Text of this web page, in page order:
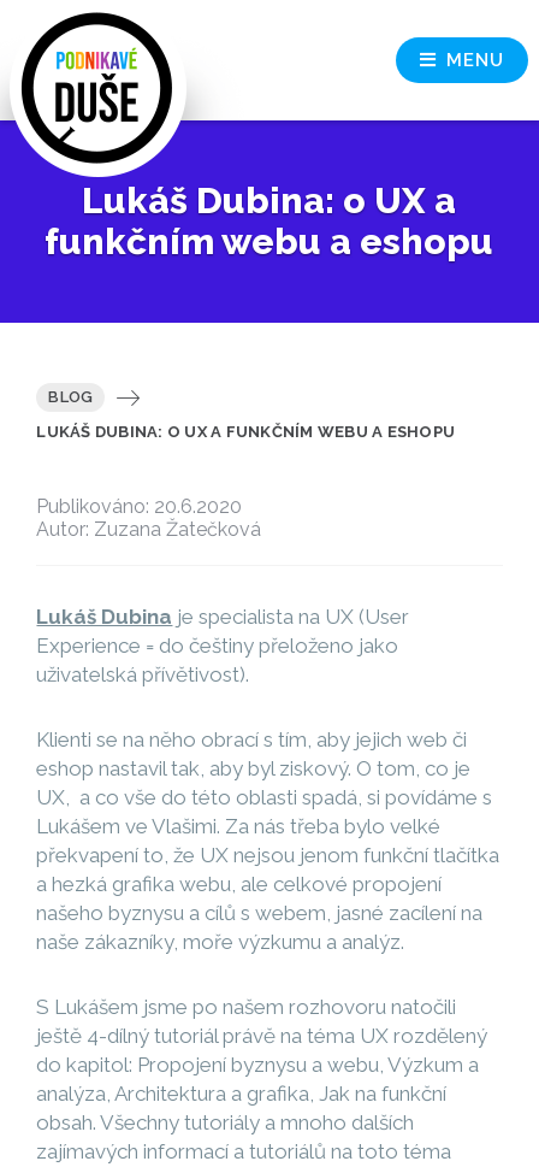
MENU
Lukáš Dubina: o UX a
funkčním webu a eshopu
BLOG
LUKÁŠ DUBINA: O UX A FUNKČNÍM WEBU A ESHOPU
Publikováno: 20.6.2020
Autor: Zuzana Žatečková
Lukáš Dubina je specialista na UX (User
Experience = do češtiny přeloženo jako
uživatelská přívětivost).
Klienti se na něho obrací s tím, aby jejich web či
eshop nastavil tak, aby byl ziskový. O tom, co je
UX, a co vše do této oblasti spadá, si povídáme s
Lukášem ve Vlašimi. Za nás třeba bylo velké
překvapení to, že UX nejsou jenom funkční tlačítka
a hezká grafika webu, ale celkové propojení
našeho byznysu a cílů s webem, jasné zacílení na
naše zákazníky, moře výzkumu a analýz.
S Lukášem jsme po našem rozhovoru natočili
ještě 4-dílný tutoriál právě na téma UX rozdělený
do kapitol: Propojení byznysu a webu, Výzkum a
analýza, Architektura a grafika, Jak na funkční
obsah. Všechny tutoriály a mnoho dalších
zajímavých informací a tutoriálů na toto téma